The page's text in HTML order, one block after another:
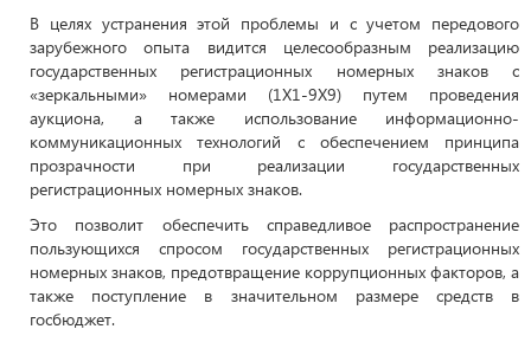
В целях устранения этой проблемы и с учетом передового
зарубежного опыта видится целесообразным реализацию
государственных регистрационных номерных знаков с
«зеркальными» номерами (1Х1-9Х9) путем проведения
аукциона, а также использование информационно-
коммуникационных технологий с обеспечением принципа
прозрачности при реализации государственных
регистрационных номерных знаков.
Это позволит обеспечить справедливое распространение
пользующихся спросом государственных регистрационных
номерных знаков, предотвращение коррупционных факторов, а
также поступление в значительном размере средств в
госбюджет.